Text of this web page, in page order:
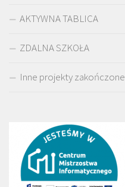
AKTYWNA TABLICA
ZDALNA SZKOŁA
Inne projekty zakończone